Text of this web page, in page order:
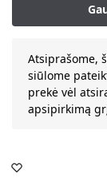
Atsiprašome,
siūlome
prekė vėl
apsipirkimą